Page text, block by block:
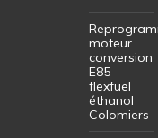
moteur
conversion
E85
flexfuel
éthanol
Colomiers